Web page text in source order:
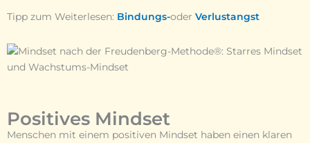
Tipp zum Weiterlesen: Bindungs-oder Verlustangst
Positives Mindset
Menschen mit einem positiven Mindset haben einen klaren